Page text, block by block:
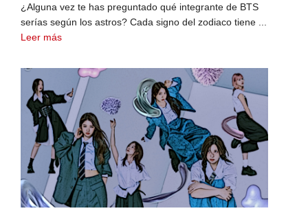
¿Alguna vez te has preguntado qué integrante de BTS
serías según los astros? Cada signo del zodiaco tiene ...
Leer más